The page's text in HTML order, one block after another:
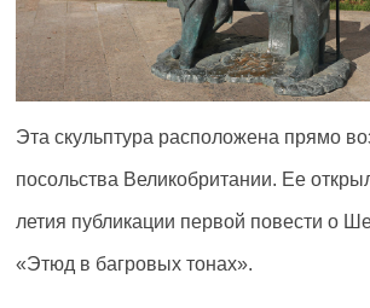
Эта скульптура расположена прямо
посольства Великобритании. Ее
летия публикации первой повести о
«Этюд в багровых тонах».